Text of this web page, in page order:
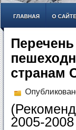
ГЛАВНАЯ О САЙТЕ
странам
2005-